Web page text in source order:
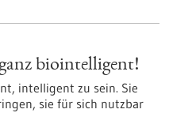
biointelligent!
intelligent zu sein. Sie
sie für sich nutzbar